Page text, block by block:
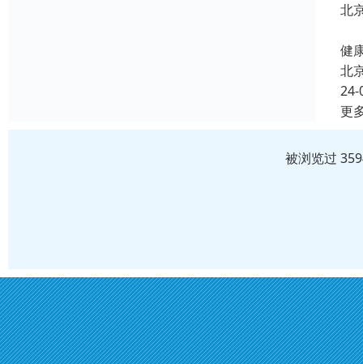
北
健
北
24-
更
被浏览过